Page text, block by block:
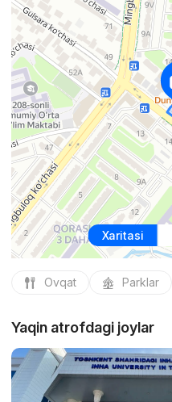
Xaritasi
Ovqat Parklar
Yaqin atrofdagi joylar